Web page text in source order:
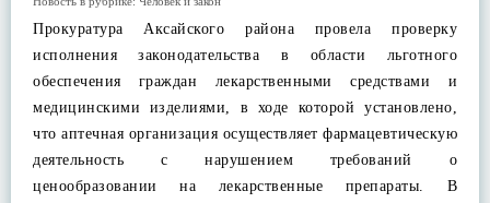
Прокуратура Аксайского района провела проверку
исполнения законодательства в области льготного
обеспечения граждан лекарственными средствами и
медицинскими изделиями, в ходе которой установлено,
что аптечная организация осуществляет фармацевтическую
деятельность с нарушением требований о
ценообразовании на лекарственные препараты. В